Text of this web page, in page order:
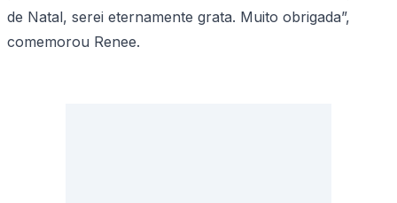
de Natal, serei eternamente grata. Muito obrigada”,
comemorou Renee.